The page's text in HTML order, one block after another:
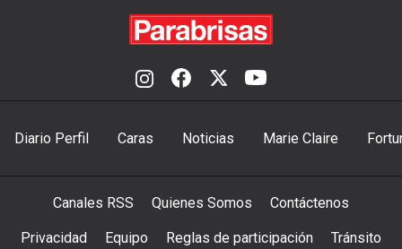
Diario Perfil Caras Noticias Marie Claire
Canales RSS Quienes Somos Contáctenos
Privacidad Equipo Reglas de participación Tránsito